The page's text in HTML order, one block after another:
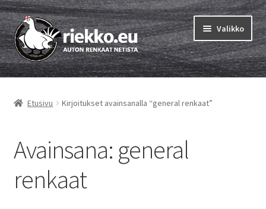
Siirry
navigointiin
Siirry
sisältöön
Valikko
Etusivu
Vinkit & ohjeet
Tilausohjeet
Auton renkaat
Etusivu Kirjoitukset avainsanalla “general renkaat”
Avainsana: general
renkaat